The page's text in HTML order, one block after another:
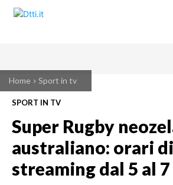
Home Sport in tv
SPORT IN TV
Super Rugby
australiano: orari
streaming dal 5 al